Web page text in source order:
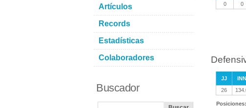
0
0
JJ INN
26
Posiciones:
Artículos
Records
Estadísticas
Colaboradores
Buscador